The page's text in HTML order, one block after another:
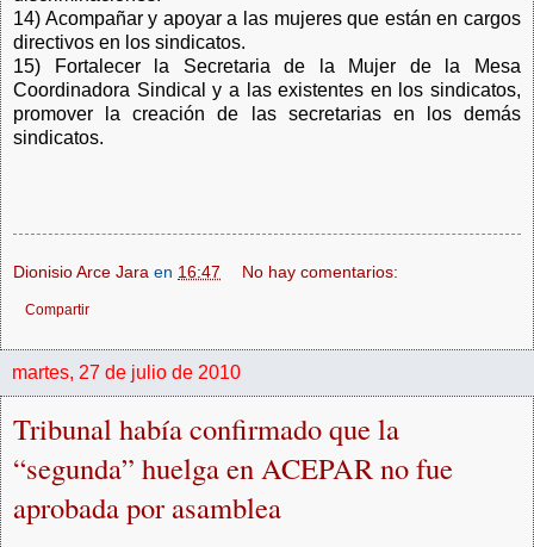
14) Acompañar y apoyar a las mujeres que están en cargos
directivos en los sindicatos.
15) Fortalecer la Secretaria de la Mujer de la Mesa
Coordinadora Sindical y a las existentes en los sindicatos,
promover la creación de las secretarias en los demás
sindicatos.
Dionisio Arce Jara en 16:47 No hay comentarios:
Compartir
martes, 27 de julio de 2010
Tribunal había confirmado que la
“segunda” huelga en ACEPAR no fue
aprobada por asamblea